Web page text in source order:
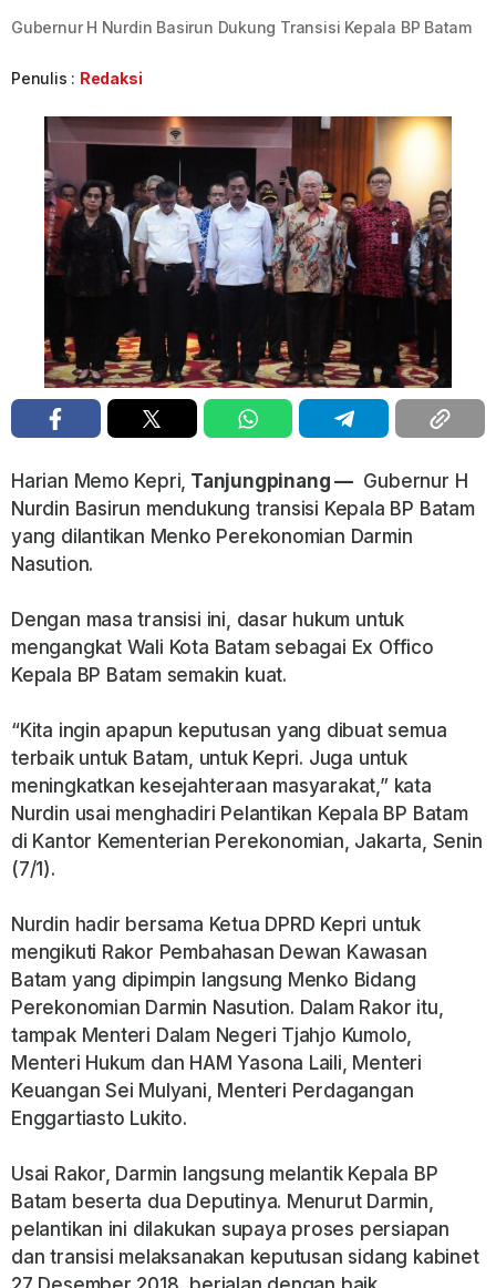
Gubernur H Nurdin Basirun Dukung Transisi Kepala BP Batam
Penulis : Redaksi
Harian Memo Kepri, Tanjungpinang —Gubernur H
Nurdin Basirun mendukung transisi Kepala BP Batam
yang dilantikan Menko Perekonomian Darmin
Nasution.
Dengan masa transisi ini, dasar hukum untuk
mengangkat Wali Kota Batam sebagai Ex Offico
Kepala BP Batam semakin kuat.
“Kita ingin apapun keputusan yang dibuat semua
terbaik untuk Batam, untuk Kepri. Juga untuk
meningkatkan kesejahteraan masyarakat,” kata
Nurdin usai menghadiri Pelantikan Kepala BP Batam
di Kantor Kementerian Perekonomian, Jakarta, Senin
(7/1).
Nurdin hadir bersama Ketua DPRD Kepri untuk
mengikuti Rakor Pembahasan Dewan Kawasan
Batam yang dipimpin langsung Menko Bidang
Perekonomian Darmin Nasution. Dalam Rakor itu,
tampak Menteri Dalam Negeri Tjahjo Kumolo,
Menteri Hukum dan HAM Yasona Laili, Menteri
Keuangan Sei Mulyani, Menteri Perdagangan
Enggartiasto Lukito.
Usai Rakor, Darmin langsung melantik Kepala BP
Batam beserta dua Deputinya. Menurut Darmin,
pelantikan ini dilakukan supaya proses persiapan
dan transisi melaksanakan keputusan sidang kabinet